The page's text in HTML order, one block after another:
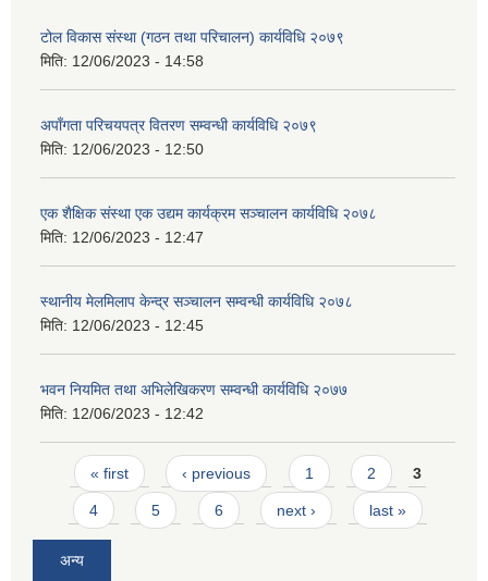
टोल विकास संस्था (गठन तथा परिचालन) कार्यविधि २०७९
मिति: 12/06/2023 - 14:58
अपाँगता परिचयपत्र वितरण सम्वन्धी कार्यविधि २०७९
मिति: 12/06/2023 - 12:50
एक शैक्षिक संस्था एक उद्यम कार्यक्रम सञ्चालन कार्यविधि २०७८
मिति: 12/06/2023 - 12:47
स्थानीय मेलमिलाप केन्द्र सञ्चालन सम्वन्धी कार्यविधि २०७८
मिति: 12/06/2023 - 12:45
भवन नियमित तथा अभिलेखिकरण सम्वन्धी कार्यविधि २०७७
मिति: 12/06/2023 - 12:42
Pages
« first ‹ previous 1 2 3
4 5 6 next › last »
अन्य